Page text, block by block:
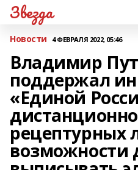
Звезда
Новости 4 ФЕВРАЛЯ 2022, 05:46
Владимир
поддержал
«Единой
рецептурных
возможности